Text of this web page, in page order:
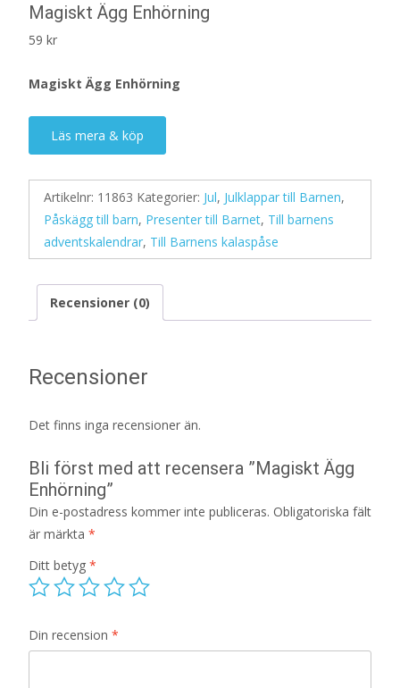
Magiskt Ägg Enhörning
59 kr
Magiskt Ägg Enhörning
Läs mera & köp
Artikelnr: 11863 Kategorier: Jul, Julklappar till Barnen,
Påskägg till barn, Presenter till Barnet, Till barnens
adventskalendrar, Till Barnens kalaspåse
Recensioner (0)
Recensioner
Det finns inga recensioner än.
Bli först med att recensera ”Magiskt Ägg
Enhörning”
Din e-postadress kommer inte publiceras. Obligatoriska fält
är märkta *
Ditt betyg *
Din recension *